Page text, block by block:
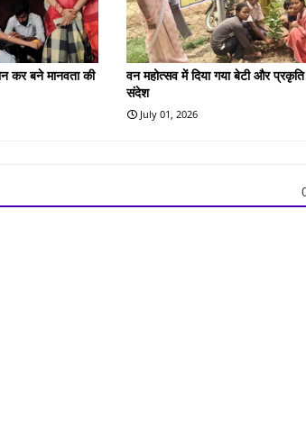
कर बने मानवता की
वन महोत्सव में दिया गया बेटी और प्रकृति
संदेश
July 01, 2026